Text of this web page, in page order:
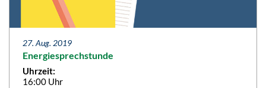
27. Aug. 2019
Energiesprechstunde
Uhrzeit:
16:00 Uhr